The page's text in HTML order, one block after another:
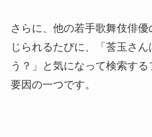
さらに、他の若手歌舞伎俳
じられるたびに、「莟玉さ
う？」と気になって検索す
要因の一つです。